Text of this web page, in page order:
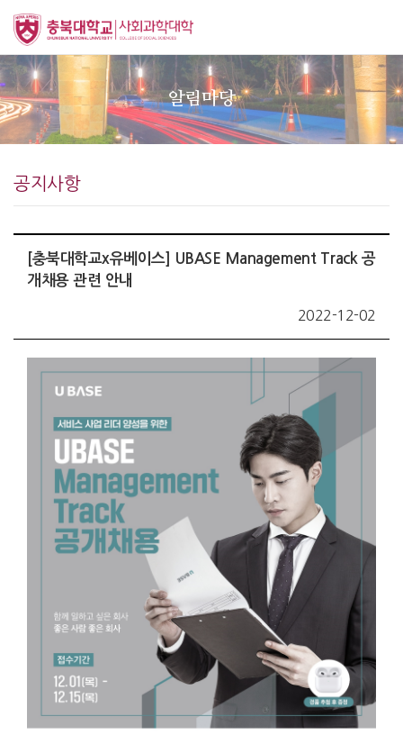
알림마당
공지사항
[충북대학교x유베이스] UBASE Management Track 공
개채용 관련 안내
2022-12-02